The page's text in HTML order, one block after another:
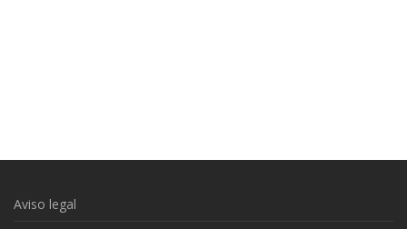
Aviso legal